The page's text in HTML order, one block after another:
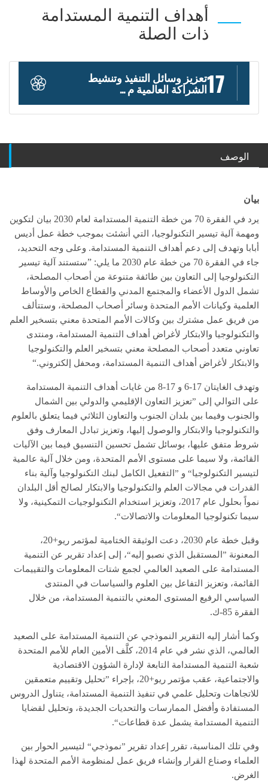
أهداف التنمية المستدامة
ذات الصلة
17تعزيز وسائل التنفيذ وتنشيط
الشراكة العالمية م ...
الوصف
بيان
يرد في الفقرة 70 من خطة التنمية المستدامة لعام2030 بيان لتكوين
ومهمة آلية تيسير التكنولوجيا، التي أنشئت بموجب خطة عمل أديس
أبابا وتهدف إلى دعم أهداف التنمية المستدامة .وعلى وجه التحديد،
جاء في الفقرة 70 من خطة عام2030 ما يلي:
”ستستند آلية تيسير
التكنولوجيا إلى التعاون بين طائفة متنوعة من أصحاب المصلحة،
تشمل الدول الأعضاء والمجتمع المدني والقطاع الخاص والأوساط
العلمية وكيانات الأمم المتحدة وسائر أصحاب المصلحة، وستتألف
من فريق عمل مشترك بين وكالات الأمم المتحدة معني بتسخير العلم
والتكنولوجيا والابتكار لأغراض أهداف التنمية المستدامة، ومنتدى
تعاوني متعدد أصحاب المصلحة معني بتسخير العلم والتكنولوجيا
والابتكار لأغراض أهداف التنمية المستدامة، ومحفل إلكتروني.“
وتهدف الغايتان17-6 و 17-8
من غايات أهداف التنمية المستدامة
على التوالي إلى ” تعزيز التعاون الإقليمي والدولي بين الشمال
والجنوب وفيما بين بلدان الجنوب والتعاون الثلاثي فيما يتعلق بالعلوم
والتكنولوجيا والابتكار والوصول إليها، وتعزيز تبادل المعارف وفق
شروط متفق عليها، بوسائل تشمل تحسين التنسيق فيما بين الآليات
القائمة، ولا سيما على مستوى الأمم المتحدة، ومن خلال آلية عالمية
لتيسير التكنولوجيا“ و ”التفعيل الكامل لبنك التكنولوجيا وآلية بناء
القدرات في مجالات العلم والتكنولوجيا والابتكار لصالح أقل البلدان
نمواً بحلول عام2017، وتعزيز استخدام التكنولوجيات التمكينية، ولا
سيما تكنولوجيا المعلومات والاتصالات“
.
وقبل خطة عام2030، دعت الوثيقة الختامية لمؤتمر ريو +20
،
المعنونة ”المستقبل الذي نصبو إليه“، إلى إعداد تقرير عن التنمية
المستدامة
على الصعيد العالمي لجمع شتات المعلومات والتقييمات
القائمة، وتعزيز التفاعل بين العلوم والسياسات في المنتدى
السياسي الرفيع المستوى المعني بالتنمية المستدامة، من خلال
الفقرة 85- ك.
وكما أشار إليه التقرير النموذجي عن التنمية المستدامة على الصعيد
العالمي، الذي نشر في عام2014، كلَّف الأمين العام للأمم المتحدة
شعبة التنمية المستدامة التابعة لإدارة الشؤون الاقتصادية
والاجتماعية، عقب مؤتمر ريو +20
، بإجراء ”تحليل وتقييم متعمقين
للاتجاهات وتحليل علمي في تنفيذ التنمية المستدامة، يتناول الدروس
المستفادة وأفضل الممارسات والتحديات الجديدة، وتحليل لقضايا
التنمية المستدامة يشمل عدة قطاعات“.
وفي تلك المناسبة، تقرر إعداد تقرير ”نموذجي“ لتيسير الحوار بين
العلماء وصناع القرار وإنشاء فريق عمل لمنظومة الأمم المتحدة لهذا
الغرض.